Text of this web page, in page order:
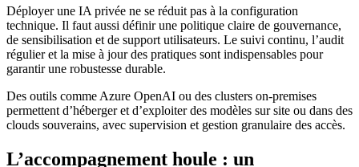
Déployer une IA privée ne se réduit pas à la configuration
technique. Il faut aussi définir une politique claire de gouvernance,
de sensibilisation et de support utilisateurs. Le suivi continu, l’audit
régulier et la mise à jour des pratiques sont indispensables pour
garantir une robustesse durable.
Des outils comme Azure OpenAI ou des clusters on-premises
permettent d’héberger et d’exploiter des modèles sur site ou dans des
clouds souverains, avec supervision et gestion granulaire des accès.
L’accompagnement houle : un